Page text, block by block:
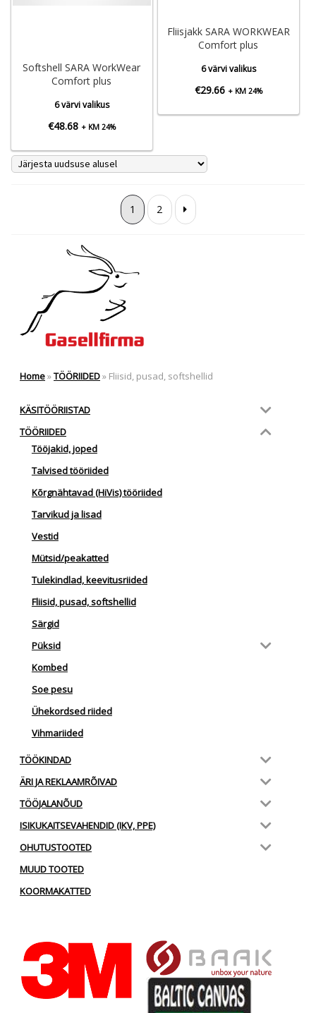
Fliisjakk SARA WORKWEAR
Comfort plus
6 värvi valikus
€29.66 + KM 24%
Softshell SARA WorkWear
Comfort plus
6 värvi valikus
€48.68 + KM 24%
1 2
Home»TÖÖRIIDED» Fliisid, pusad, softshellid
KÄSITÖÖRIISTAD
TÖÖRIIDED
Tööjakid, joped
Talvised tööriided
Kõrgnähtavad (HiVis) tööriided
Tarvikud ja lisad
Vestid
Mütsid/peakatted
Tulekindlad, keevitusriided
Fliisid, pusad, softshellid
Särgid
Püksid
Kombed
Soe pesu
Ühekordsed riided
Vihmariided
TÖÖKINDAD
ÄRI JA REKLAAMRÕIVAD
TÖÖJALANÕUD
ISIKUKAITSEVAHENDID (IKV, PPE)
OHUTUSTOOTED
MUUD TOOTED
KOORMAKATTED